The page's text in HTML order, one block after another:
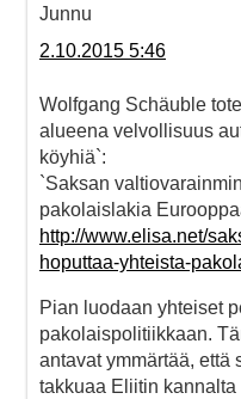
Junnu
2.10.2015 5:46
Wolfgang Schäuble
alueena velvollisuus
köyhiä`:
`Saksan
pakolaislakia
http://www.elisa.net/
hoputtaa-yhteista-
Pian luodaan yhteiset
pakolaispolitiikkaan.
antavat ymmärtää, että
takkuaa Eliitin